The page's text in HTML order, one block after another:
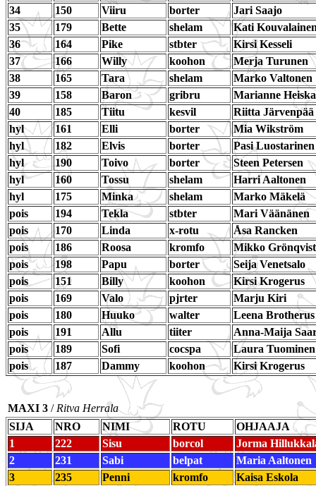
34
150 Viiru borter
Jari Saajo
35
179 Bette shelam
Kati
36
164 Pike stbter
Kirsi Kesseli
37
166 Willy koohon
Merja Turunen
38
165 Tara shelam
Marko Valtonen
39
158 Baron gribru
Marianne
40
185 Tiitu kesvil
Riitta Järvenpää
hyl
161 Elli borter
Mia Wikström
hyl
182 Elvis borter
Pasi Luostarinen
hyl
190 Toivo borter
Steen Petersen
hyl
160 Tossu shelam
Harri Aaltonen
hyl
175 Minka shelam
Marko Mäkelä
pois
194 Tekla stbter
Mari Väänänen
pois
170 Linda x-rotu
Åsa Rancken
pois
186 Roosa kromfo
Mikko Grönqvist
pois
198 Papu borter
Seija Venetsalo
pois
151 Billy koohon
Kirsi Krogerus
pois
169 Valo pjrter
Marju Kiri
pois
180 Huuko walter
Leena Brotherus
pois
191 Allu tiiter
Anna-Maija
pois
189 Sofi cocspa
Laura Tuominen
pois
187 Dammy koohon Kirsi Krogerus
MAXI 3 / Ritva Herrala
SIJA
NRO NIMI ROTU
OHJAAJA
1
222 Sisu borcol
Jorma
2
231 Sabi belpat
Maria Aaltonen
3
235 Penni kromfo
Kaisa Eskola